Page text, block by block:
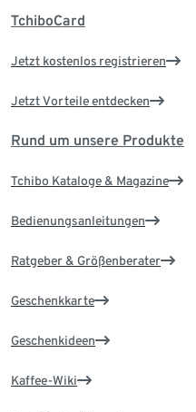
TchiboCard
Jetzt kostenlos registrieren
Jetzt Vorteile entdecken
Rund um unsere Produkte
Tchibo Kataloge & Magazine
Bedienungsanleitungen
Ratgeber & Größenberater
Geschenkkarte
Geschenkideen
Kaffee-Wiki